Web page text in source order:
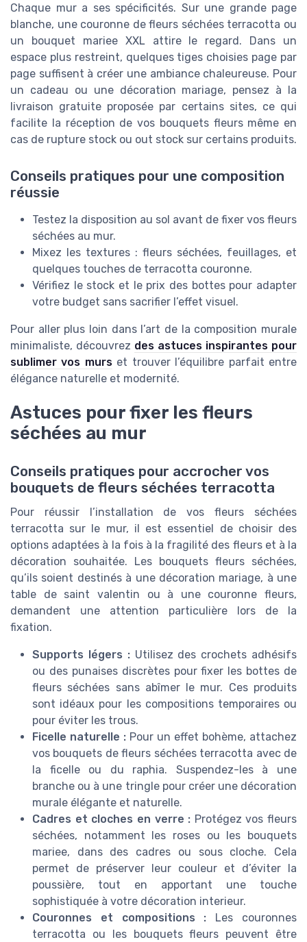
Chaque mur a ses spécificités. Sur une grande page
blanche, une couronne de fleurs séchées terracotta ou
un bouquet mariee XXL attire le regard. Dans un
espace plus restreint, quelques tiges choisies page par
page suffisent à créer une ambiance chaleureuse. Pour
un cadeau ou une décoration mariage, pensez à la
livraison gratuite proposée par certains sites, ce qui
facilite la réception de vos bouquets fleurs même en
cas de rupture stock ou out stock sur certains produits.
Conseils pratiques pour une composition
réussie
Testez la disposition au sol avant de fixer vos fleurs
séchées au mur.
Mixez les textures : fleurs séchées, feuillages, et
quelques touches de terracotta couronne.
Vérifiez le stock et le prix des bottes pour adapter
votre budget sans sacrifier l’effet visuel.
Pour aller plus loin dans l’art de la composition murale
minimaliste, découvrez des astuces inspirantes pour
sublimer vos murset trouver l’équilibre parfait entre
élégance naturelle et modernité.
Astuces pour fixer les fleurs
séchées au mur
Conseils pratiques pour accrocher vos
bouquets de fleurs séchées terracotta
Pour réussir l’installation de vos fleurs séchées
terracotta sur le mur, il est essentiel de choisir des
options adaptées à la fois à la fragilité des fleurs et à la
décoration souhaitée. Les bouquets fleurs séchées,
qu’ils soient destinés à une décoration mariage, à une
table de saint valentin ou à une couronne fleurs,
demandent une attention particulière lors de la
fixation.
Supports légers :Utilisez des crochets adhésifs
ou des punaises discrètes pour fixer les bottes de
fleurs séchées sans abîmer le mur. Ces produits
sont idéaux pour les compositions temporaires ou
pour éviter les trous.
Ficelle naturelle : Pour un effet bohème, attachez
vos bouquets de fleurs séchées terracotta avec de
la ficelle ou du raphia. Suspendez-les à une
branche ou à une tringle pour créer une décoration
murale élégante et naturelle.
Cadres et cloches en verre : Protégez vos fleurs
séchées, notamment les roses ou les bouquets
mariee, dans des cadres ou sous cloche. Cela
permet de préserver leur couleur et d’éviter la
poussière, tout en apportant une touche
sophistiquée à votre décoration interieur.
Couronnes et compositions : Les couronnes
terracotta ou les bouquets fleurs peuvent être